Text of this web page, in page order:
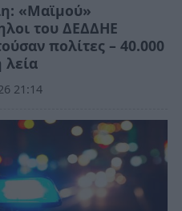
«Μαϊμού»
του ΔΕΔΔΗΕ
πολίτες – 40.000
21:14